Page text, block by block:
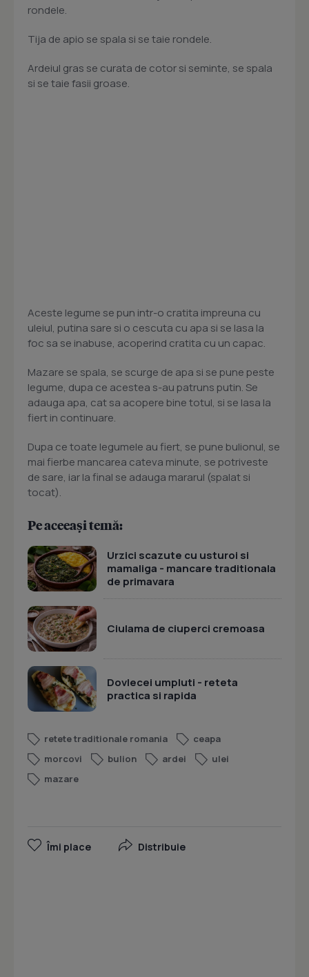
rondele.
Tija de apio se spala si se taie rondele.
Ardeiul gras se curata de cotor si seminte, se spala
si se taie fasii groase.
Aceste legume se pun intr-o cratita impreuna cu
uleiul, putina sare si o cescuta cu apa si se lasa la
foc sa se inabuse, acoperind cratita cu un capac.
Mazare se spala, se scurge de apa si se pune peste
legume, dupa ce acestea s-au patruns putin. Se
adauga apa, cat sa acopere bine totul, si se lasa la
fiert in continuare.
Dupa ce toate legumele au fiert, se pune bulionul, se
mai fierbe mancarea cateva minute, se potriveste
de sare, iar la final se adauga mararul (spalat si
tocat).
Pe aceeași temă:
Urzici scazute cu usturoi si
mamaliga - mancare traditionala
de primavara
Ciulama de ciuperci cremoasa
Dovlecei umpluti - reteta
practica si rapida
retete traditionale romania
ceapa
morcovi
bulion ardei
ulei
mazare
Îmi place Distribuie